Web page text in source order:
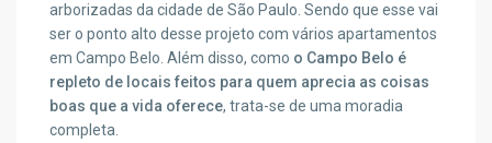
arborizadas da cidade de São Paulo. Sendo que esse vai
ser o ponto alto desse projeto com vários apartamentos
em Campo Belo. Além disso, como o Campo Belo é
repleto de locais feitos para quem aprecia as coisas
boas que a vida oferece, trata-se de uma moradia
completa.